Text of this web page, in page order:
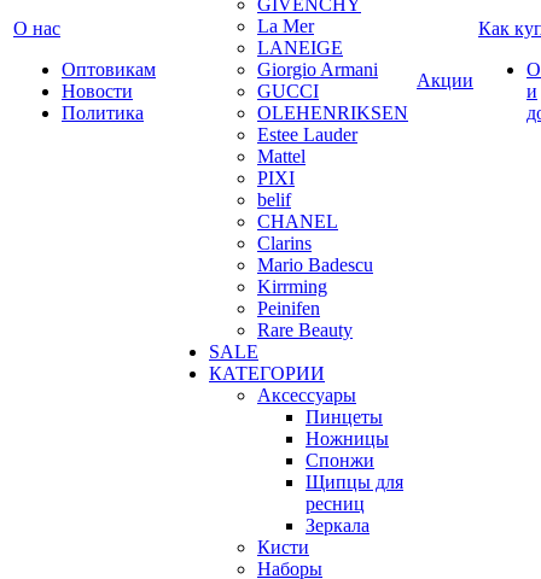
О нас
Оптовикам
Новости
Политика
GIVENCHY
La Mer
LANEIGE
Giorgio Armani
GUCCI
OLEHENRIKSEN
Estee Lauder
Mattel
PIXI
belif
CHANEL
Clarins
Mario Badescu
Kirrming
Peinifen
Rare Beauty
SALE
КАТЕГОРИИ
Аксессуары
Пинцеты
Ножницы
Спонжи
Щипцы для
ресниц
Зеркала
Кисти
Наборы
Акции
Как
и